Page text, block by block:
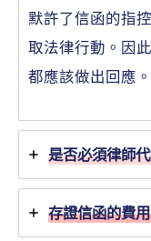
默許了信函的指
取法律行動。因
都應該做出回應。
是否必須律師
存證信函的費